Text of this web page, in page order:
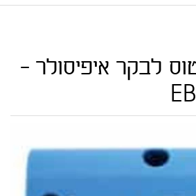
לבקר איפיסולר -